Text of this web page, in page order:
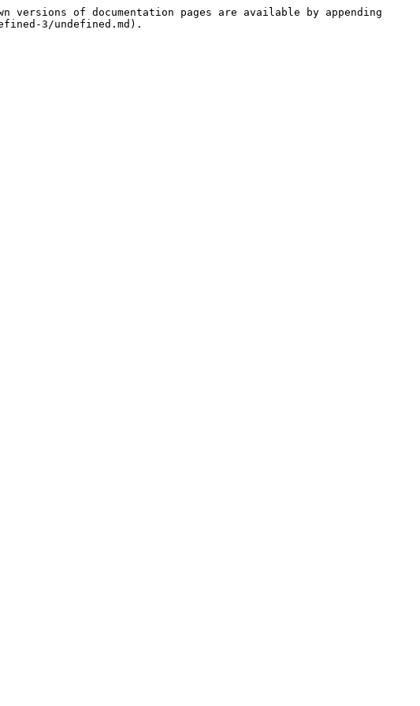
of documentation pages are available by appending
3/undefined.md).